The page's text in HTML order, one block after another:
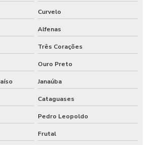
Em Minas Gerais
150lbs
Wafer Para Indústria
Curvelo
Alfenas
Três Corações
Ouro Preto
Janaúba
Cataguases
Pedro Leopoldo
Frutal